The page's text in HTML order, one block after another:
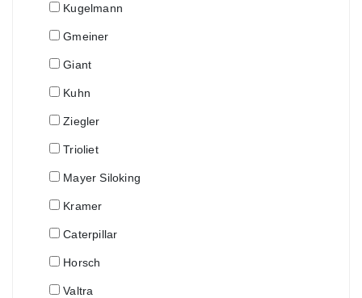
Kugelmann
Gmeiner
Giant
Kuhn
Ziegler
Trioliet
Mayer Siloking
Kramer
Caterpillar
Horsch
Valtra